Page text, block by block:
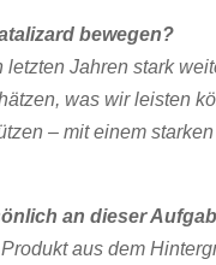
bewegen?
Jahren stark
was wir leisten
– mit einem
an dieser
aus dem